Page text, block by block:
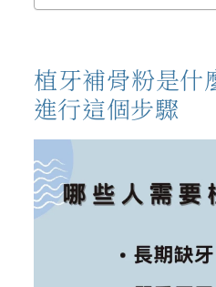
植牙補骨粉是什
進行這個步驟